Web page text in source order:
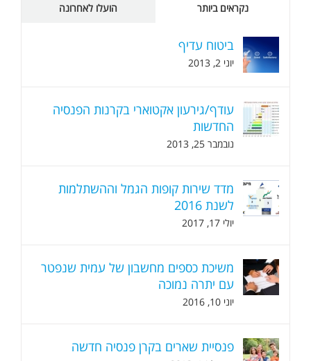
נקראים ביותר הועלו לאחרונה
ביטוח עדיף
יוני 2, 2013
עודף/גירעון אקטוארי בקרנות הפנסיה
החדשות
נובמבר 25, 2013
מדד שירות קופות הגמל וההשתלמות
לשנת 2016
יולי 17, 2017
משיכת כספים מחשבון של עמית שנפטר
עם יתרה נמוכה
יוני 10, 2016
פנסיית שארים בקרן פנסיה חדשה